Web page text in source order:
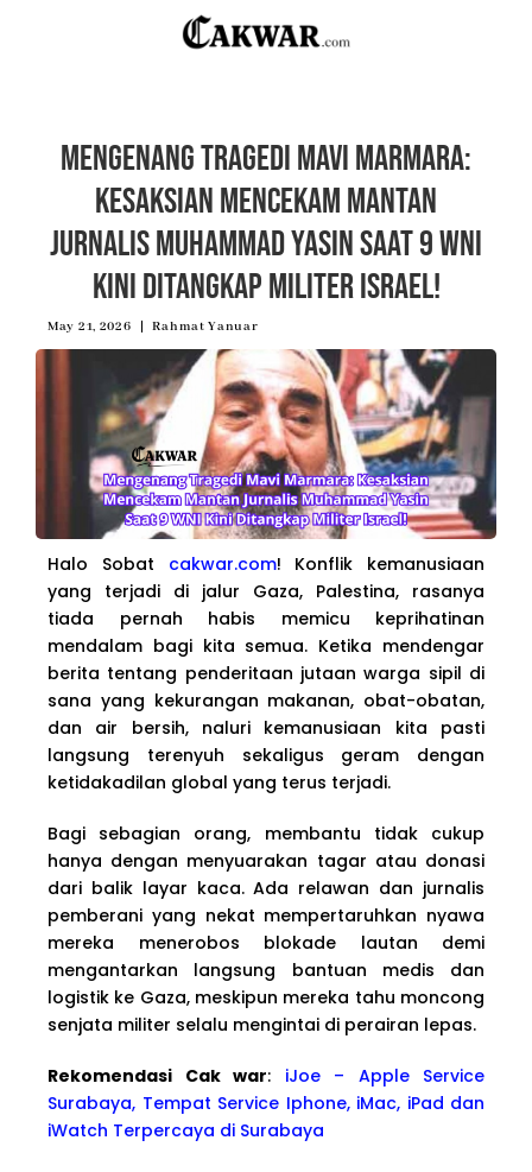
Mengenang Tragedi Mavi Marmara:
Kesaksian Mencekam Mantan
Jurnalis Muhammad Yasin Saat 9 WNI
Kini Ditangkap Militer Israel!
May 21, 2026 Rahmat Yanuar
Halo Sobat cakwar.com! Konflik kemanusiaan
yang terjadi di jalur Gaza, Palestina, rasanya
tiada pernah habis memicu keprihatinan
mendalam bagi kita semua. Ketika mendengar
berita tentang penderitaan jutaan warga sipil di
sana yang kekurangan makanan, obat-obatan,
dan air bersih, naluri kemanusiaan kita pasti
langsung terenyuh sekaligus geram dengan
ketidakadilan global yang terus terjadi.
Bagi sebagian orang, membantu tidak cukup
hanya dengan menyuarakan tagar atau donasi
dari balik layar kaca. Ada relawan dan jurnalis
pemberani yang nekat mempertaruhkan nyawa
mereka menerobos blokade lautan demi
mengantarkan langsung bantuan medis dan
logistik ke Gaza, meskipun mereka tahu moncong
senjata militer selalu mengintai di perairan lepas.
Rekomendasi Cak war: iJoe – Apple Service
Surabaya, Tempat Service Iphone, iMac, iPad dan
iWatch Terpercaya di Surabaya